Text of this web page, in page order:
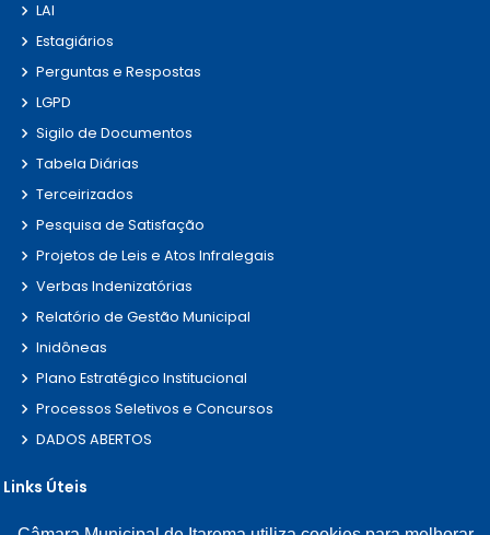
LAI
Estagiários
Perguntas e Respostas
LGPD
Sigilo de Documentos
Tabela Diárias
Terceirizados
Pesquisa de Satisfação
Projetos de Leis e Atos Infralegais
Verbas Indenizatórias
Relatório de Gestão Municipal
Inidôneas
Plano Estratégico Institucional
Processos Seletivos e Concursos
DADOS ABERTOS
Links Úteis